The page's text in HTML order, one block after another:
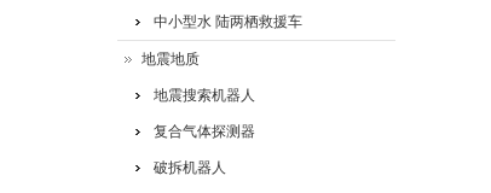
中小型水 陆两栖救援车
地震地质
地震搜索机器人
复合气体探测器
破拆机器人